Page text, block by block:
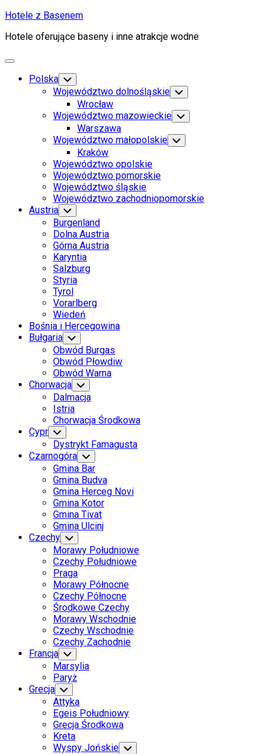
Skip
content
Hotele z Basenem
Hotele oferujące baseny i inne atrakcje wodne
Expand
Polska Toggle
Child
Menu
Województwo dolnośląskie Toggle
Child
Menu
Wrocław
Województwo mazowieckie Toggle
Child
Menu
Warszawa
Województwo małopolskie Toggle
Child
Kraków
Województwo opolskie
Województwo pomorskie
Województwo śląskie
Województwo zachodniopomorskie
Austria Toggle
Child
Menu
Burgenland
Dolna Austria
Górna Austria
Karyntia
Salzburg
Styria
Tyrol
Vorarlberg
Wiedeń
Bośnia i Hercegowina
Bułgaria Toggle
Child
Menu
Obwód Burgas
Obwód Płowdiw
Obwód Warna
Chorwacja Toggle
Child
Menu
Dalmacja
Istria
Chorwacja Środkowa
Cypr Toggle
Child
Menu
Dystrykt Famagusta
Czarnogóra Toggle
Child
Menu
Gmina Bar
Gmina Budva
Gmina Herceg Novi
Gmina Kotor
Gmina Tivat
Gmina Ulcinj
Czechy Toggle
Child
Menu
Morawy Południowe
Czechy Południowe
Praga
Morawy Północne
Czechy Północne
Środkowe Czechy
Morawy Wschodnie
Czechy Wschodnie
Czechy Zachodnie
Francja Toggle
Child
Menu
Marsylia
Paryż
Grecja Toggle
Child
Menu
Attyka
Egeis Południowy
Grecja Środkowa
Kreta
Wyspy Jońskie Toggle